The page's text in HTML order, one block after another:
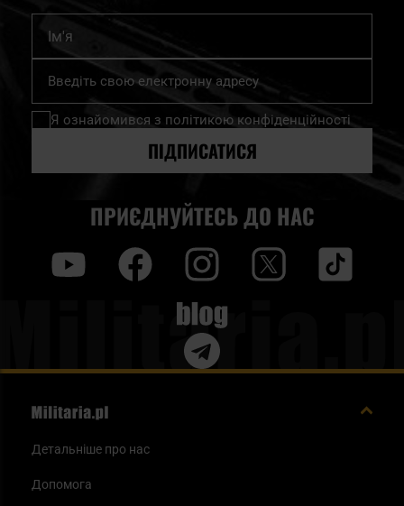
Підпишіться
нашу
розсилку
Я ознайомився з політикою конфіденційності
ПІДПИСАТИСЯ
ПРИЄДНУЙТЕСЬ ДО НАС
Blog
Детальніше про нас
Допомога